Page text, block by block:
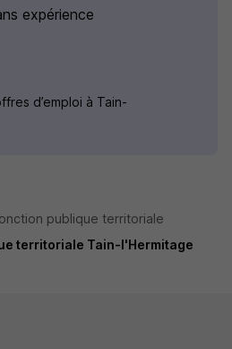
expérience
d’emploi à Tain-
publique territoriale
territoriale Tain-l'Hermitage